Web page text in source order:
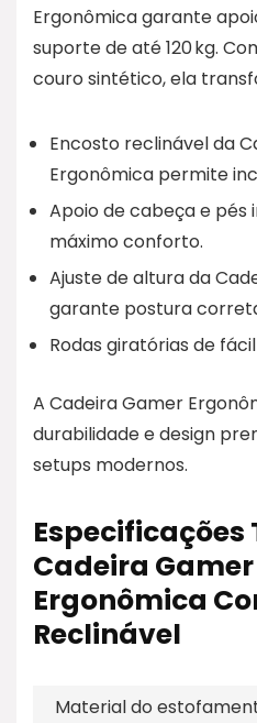
Ergonômica garante
suporte de até 120 kg.
couro sintético, ela
Encosto reclinável da
Ergonômica permite
Apoio de cabeça e pés
máximo conforto.
Ajuste de altura da
garante postura
Rodas giratórias de
A Cadeira Gamer
durabilidade e design
setups modernos.
Especificações
Cadeira
Ergonômica
Reclinável
Material do